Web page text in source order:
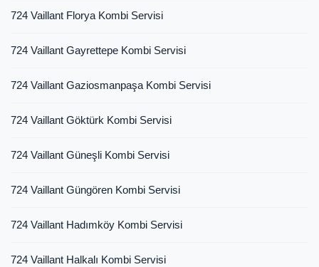
724 Vaillant Florya Kombi Servisi
724 Vaillant Gayrettepe Kombi Servisi
724 Vaillant Gaziosmanpaşa Kombi Servisi
724 Vaillant Göktürk Kombi Servisi
724 Vaillant Güneşli Kombi Servisi
724 Vaillant Güngören Kombi Servisi
724 Vaillant Hadımköy Kombi Servisi
724 Vaillant Halkalı Kombi Servisi